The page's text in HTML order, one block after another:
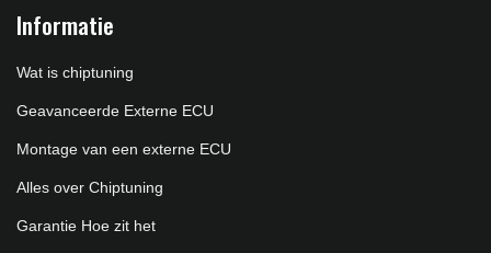
Informatie
Wat is chiptuning
Geavanceerde Externe ECU
Montage van een externe ECU
Alles over Chiptuning
Garantie Hoe zit het